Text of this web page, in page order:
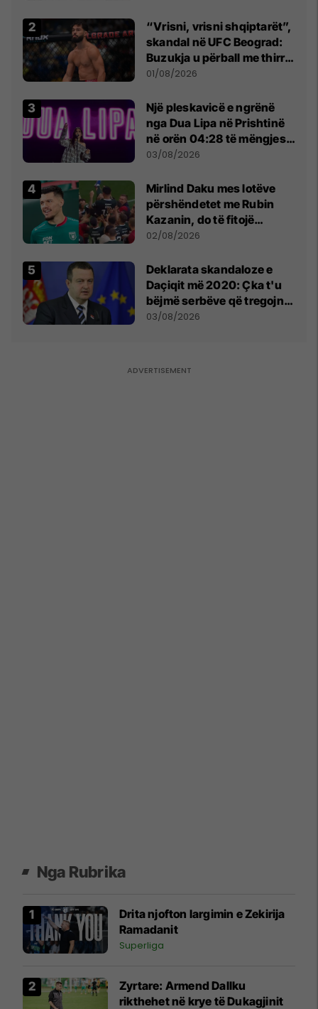
“Vrisni, vrisni shqiptarët”,
skandal në UFC Beograd:
Buzukja u përball me thirrje
anti-shqiptare nga
01/08/2026
Një pleskavicë e ngrënë
nga Dua Lipa në Prishtinë
në orën 04:28 të mëngjesit
- dhe bota digjitale serbe
03/08/2026
Mirlind Daku mes lotëve
përshëndetet me Rubin
Kazanin, do të fitojë
miliona te Spartak Moska
02/08/2026
​Deklarata skandaloze e
Daçiqit më 2020: Çka t'u
bëjmë serbëve që tregojnë
ku janë varrosur shqiptarët
03/08/2026
Nga Rubrika
Drita njofton largimin e Zekirija
Ramadanit
Superliga
Zyrtare: Armend Dallku
rikthehet në krye të Dukagjinit